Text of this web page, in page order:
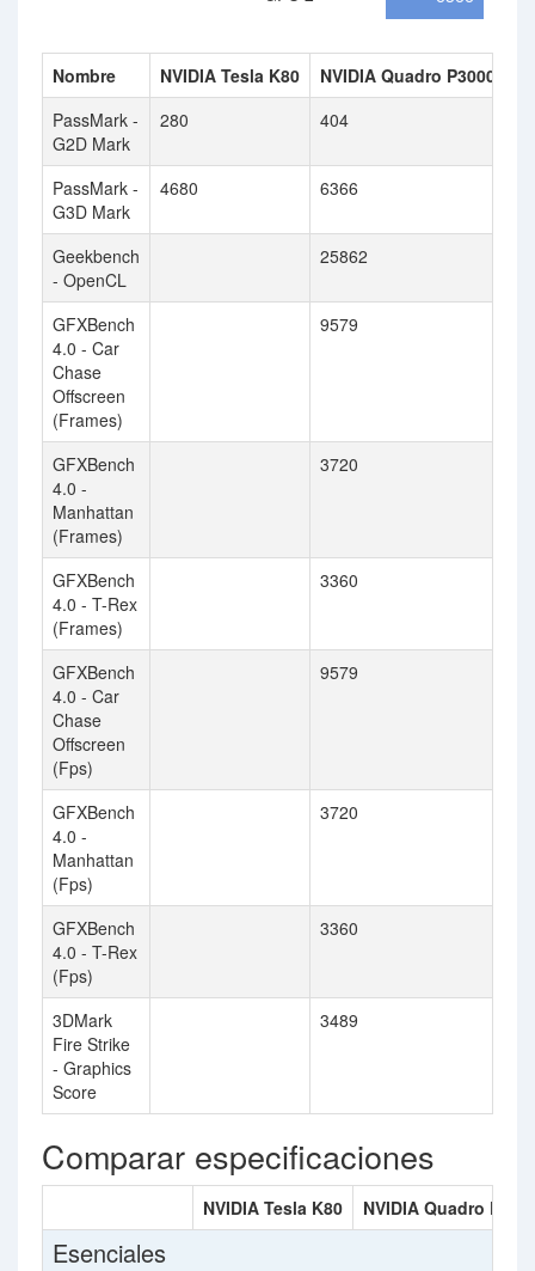
Nombre NVIDIA Tesla K80
NVIDIA Quadro P3000
PassMark -
G2D Mark
280 404
PassMark -
G3D Mark
4680 6366
Geekbench
- OpenCL
25862
GFXBench
4.0 - Car
Chase
Offscreen
(Frames)
9579
GFXBench
4.0 -
Manhattan
(Frames)
3720
GFXBench
4.0 - T-Rex
(Frames)
3360
GFXBench
4.0 - Car
Chase
Offscreen
(Fps)
9579
GFXBench
4.0 -
Manhattan
(Fps)
3720
GFXBench
4.0 - T-Rex
(Fps)
3360
3DMark
Fire Strike
- Graphics
Score
3489
Comparar especificaciones
NVIDIA Tesla K80 NVIDIA Quadro
Esenciales